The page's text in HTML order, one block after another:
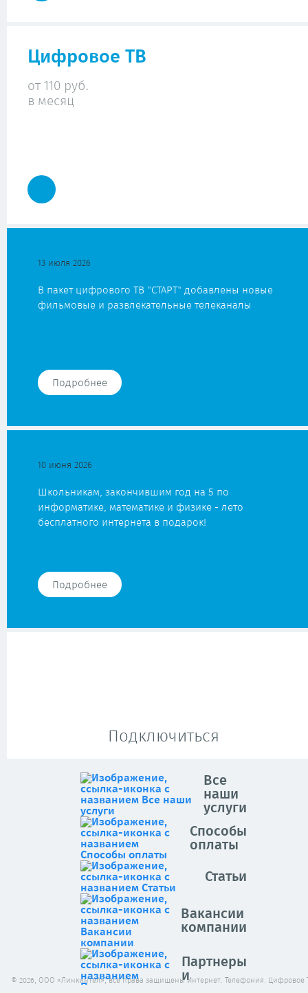
13 июля 2026
В пакет цифрового ТВ "СТАРТ" добавлены новые
фильмовые и развлекательные телеканалы
Подробнее
10 июня 2026
Школьникам, закончившим год на 5 по
информатике, математике и физике - лето
бесплатного интернета в подарок!
Подробнее
Подключиться
Цифровое ТВ
от 110 руб.
в месяц
Все
наши
услуги
Способы
оплаты
Статьи
Вакансии
компании
Партнеры
и
© 2026, ООО «Линкинтел», все права защищены Интернет. Телефония. Цифровое